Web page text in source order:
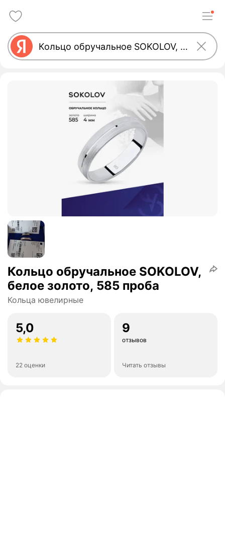
Кольцо обручальное SOKOLOV,
белое золото, 585 проба
Кольца ювелирные
5,0
22 оценки
9
отзывов
Читать отзывы